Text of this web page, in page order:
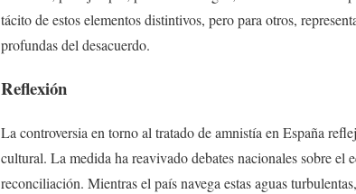
tácito de estos elementos distintivos, pero para otros,
profundas del desacuerdo.
Reflexión
La controversia en torno al tratado de amnistía en España
cultural. La medida ha reavivado debates nacionales sobre el
reconciliación. Mientras el país navega estas aguas